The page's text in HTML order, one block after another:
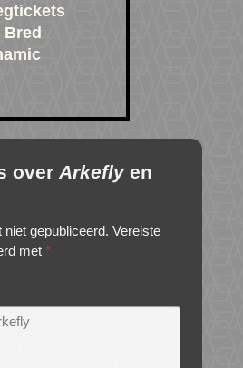
Bred
over Arkeflyen
gepubliceerd. Vereiste
met *